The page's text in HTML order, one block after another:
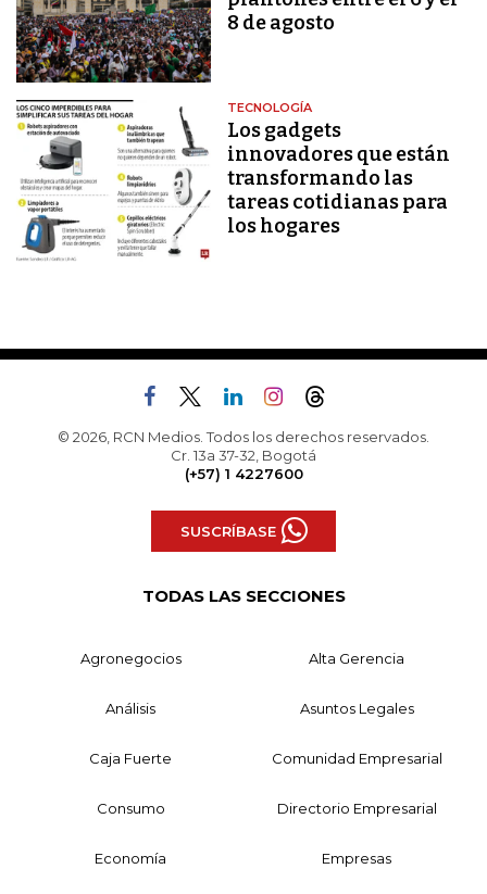
8 de agosto
TECNOLOGÍA
Los gadgets
innovadores que están
transformando las
tareas cotidianas para
los hogares
© 2026, RCN Medios. Todos los derechos reservados.
Cr. 13a 37-32, Bogotá
(+57) 1 4227600
SUSCRÍBASE
TODAS LAS SECCIONES
Agronegocios Alta Gerencia
Análisis Asuntos Legales
Caja Fuerte Comunidad Empresarial
Consumo Directorio Empresarial
Economía Empresas